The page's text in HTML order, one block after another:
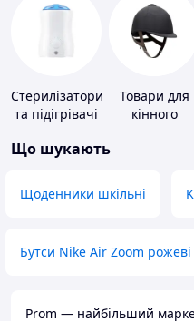
Стерилізатори
та підігрівачі
харчування
Товари для
кінного
Що шукають
Щоденники шкільні
Бутси Nike Air Zoom рожеві
Prom — найбільший